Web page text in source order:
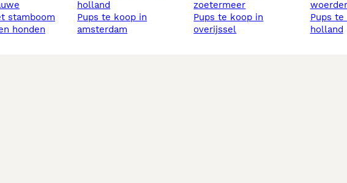
stamboom
honden
holland
pups te koop in
amsterdam
zoetermeer
pups te koop in
overijssel
pups te koop zuid
holland